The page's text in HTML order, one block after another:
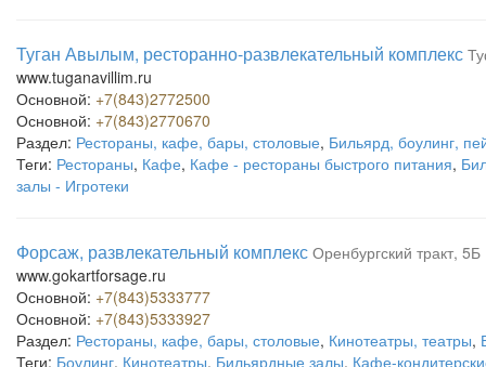
Туган Авылым, ресторанно-развлекательный комплекс
www.tuganavillim.ru
Основной: +7(843)2772500
Основной: +7(843)2770670
Раздел: Рестораны, кафе, бары, столовые, Бильярд, боулинг,
Теги: Рестораны, Кафе, Кафе - рестораны быстрого питания,
залы - Игротеки
Форсаж, развлекательный комплекс Оренбургский тракт, 5Б
www.gokartforsage.ru
Основной: +7(843)5333777
Основной: +7(843)5333927
Раздел: Рестораны, кафе, бары, столовые, Кинотеатры, театры,
Теги: Боулинг, Кинотеатры, Бильярдные залы, Кафе-